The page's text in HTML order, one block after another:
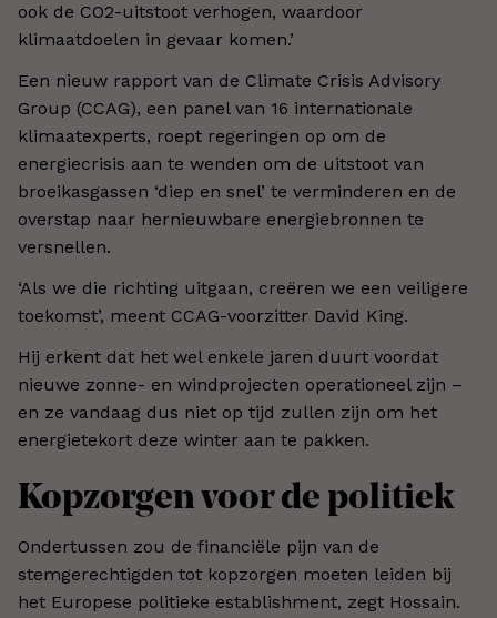
ook de CO2-uitstoot verhogen, waardoor
klimaatdoelen in gevaar komen.’
Een nieuw rapport van de Climate Crisis Advisory
Group (CCAG), een panel van 16 internationale
klimaatexperts, roept regeringen op om de
energiecrisis aan te wenden om de uitstoot van
broeikasgassen ‘diep en snel’ te verminderen en de
overstap naar hernieuwbare energiebronnen te
versnellen.
‘Als we die richting uitgaan, creëren we een veiligere
toekomst’, meent CCAG-voorzitter David King.
Hij erkent dat het wel enkele jaren duurt voordat
nieuwe zonne- en windprojecten operationeel zijn –
en ze vandaag dus niet op tijd zullen zijn om het
energietekort deze winter aan te pakken.
Kopzorgen voor de politiek
Ondertussen zou de financiële pijn van de
stemgerechtigden tot kopzorgen moeten leiden bij
het Europese politieke establishment, zegt Hossain.